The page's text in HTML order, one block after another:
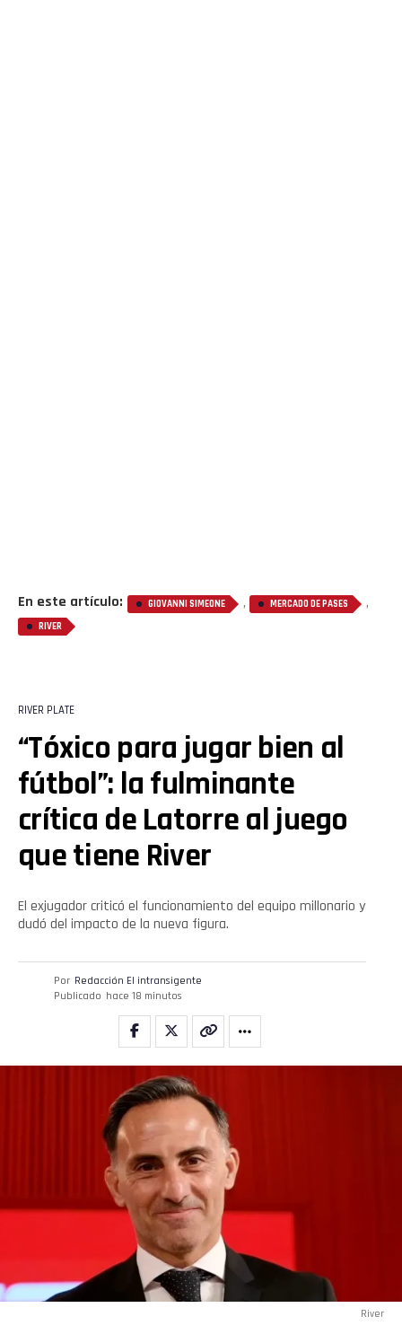
En este artículo: GIOVANNI SIMEONE , MERCADO DE PASES ,
RIVER
RIVER PLATE
“Tóxico para jugar bien al
fútbol”: la fulminante
crítica de Latorre al juego
que tiene River
El exjugador criticó el funcionamiento del equipo millonario y
dudó del impacto de la nueva figura.
Por Redacción El intransigente
Publicado hace 18 minutos
River